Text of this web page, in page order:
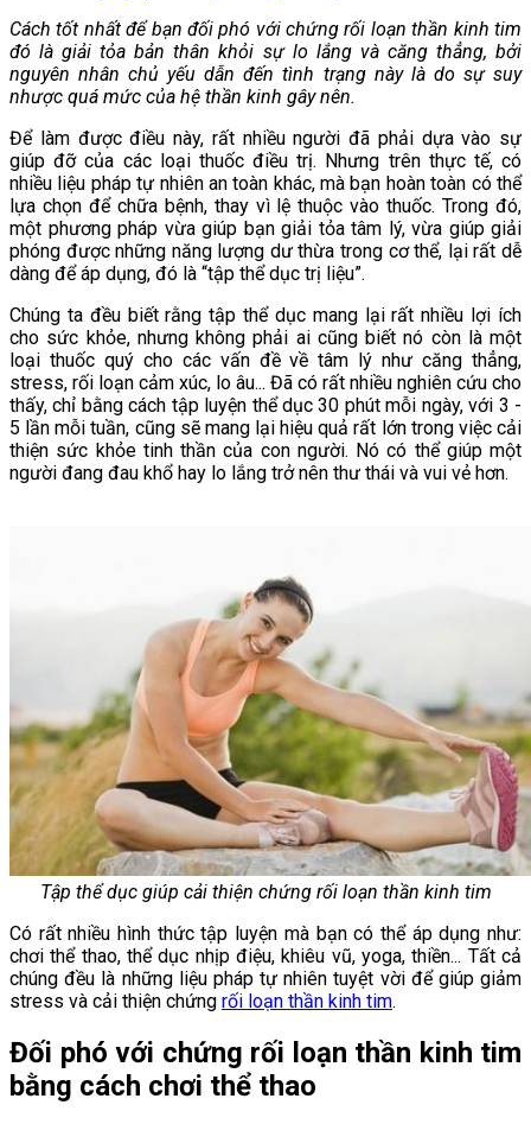
Cách tốt nhất để bạn đối phó với chứng rối loạn thần kinh tim
đó là giải tỏa bản thân khỏi sự lo lắng và căng thẳng, bởi
nguyên nhân chủ yếu dẫn đến tình trạng này là do sự suy
nhược quá mức của hệ thần kinh gây nên.
Để làm được điều này, rất nhiều người đã phải dựa vào sự
giúp đỡ của các loại thuốc điều trị. Nhưng trên thực tế, có
nhiều liệu pháp tự nhiên an toàn khác, mà bạn hoàn toàn có thể
lựa chọn để chữa bệnh, thay vì lệ thuộc vào thuốc. Trong đó,
một phương pháp vừa giúp bạn giải tỏa tâm lý, vừa giúp giải
phóng được những năng lượng dư thừa trong cơ thể, lại rất dễ
dàng để áp dụng, đó là “tập thể dục trị liệu”.
Chúng ta đều biết rằng tập thể dục mang lại rất nhiều lợi ích
cho sức khỏe, nhưng không phải ai cũng biết nó còn là một
loại thuốc quý cho các vấn đề về tâm lý như căng thẳng,
stress, rối loạn cảm xúc, lo âu... Đã có rất nhiều nghiên cứu cho
thấy, chỉ bằng cách tập luyện thể dục 30 phút mỗi ngày, với 3 -
5 lần mỗi tuần, cũng sẽ mang lại hiệu quả rất lớn trong việc cải
thiện sức khỏe tinh thần của con người. Nó có thể giúp một
người đang đau khổ hay lo lắng trở nên thư thái và vui vẻ hơn.
Tập thể dục giúp cải thiện chứng rối loạn thần kinh tim
Có rất nhiều hình thức tập luyện mà bạn có thể áp dụng như:
chơi thể thao, thể dục nhịp điệu, khiêu vũ, yoga, thiền... Tất cả
chúng đều là những liệu pháp tự nhiên tuyệt vời để giúp giảm
stress và cải thiện chứng rối loạn thần kinh tim.
Đối phó với chứng rối loạn thần kinh tim
bằng cách chơi thể thao